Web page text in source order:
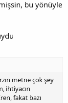
bu yönüyle
metne çok şey
ihtiyacın
fakat bazı